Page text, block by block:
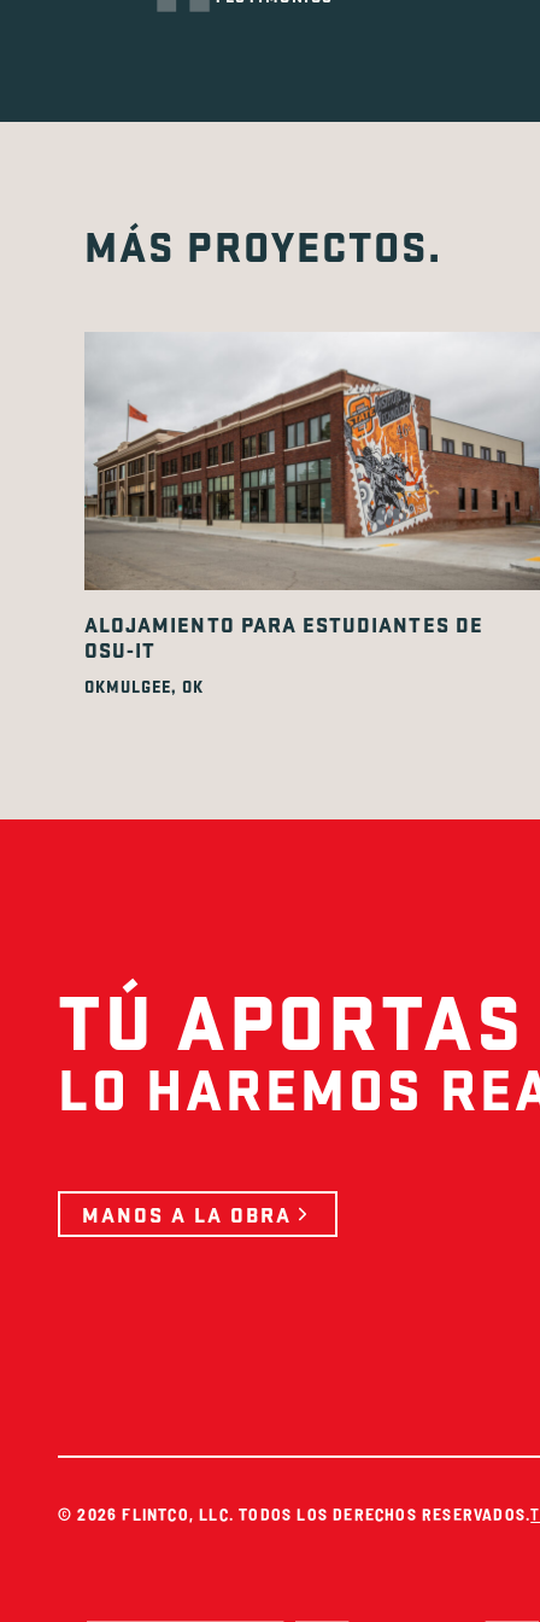
MÁS PROYECTOS.
ALOJAMIENTO PARA ESTUDIANTES DE
OSU-IT
OKMULGEE, OK
TÚ
LO HAREMOS
MANOS A LA OBRA
© 2026 FLINTCO, LLC. TODOS LOS DERECHOS RESERVADOS.